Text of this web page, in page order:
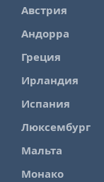
Австрия
Андорра
Греция
Ирландия
Испания
Люксембург
Мальта
Монако